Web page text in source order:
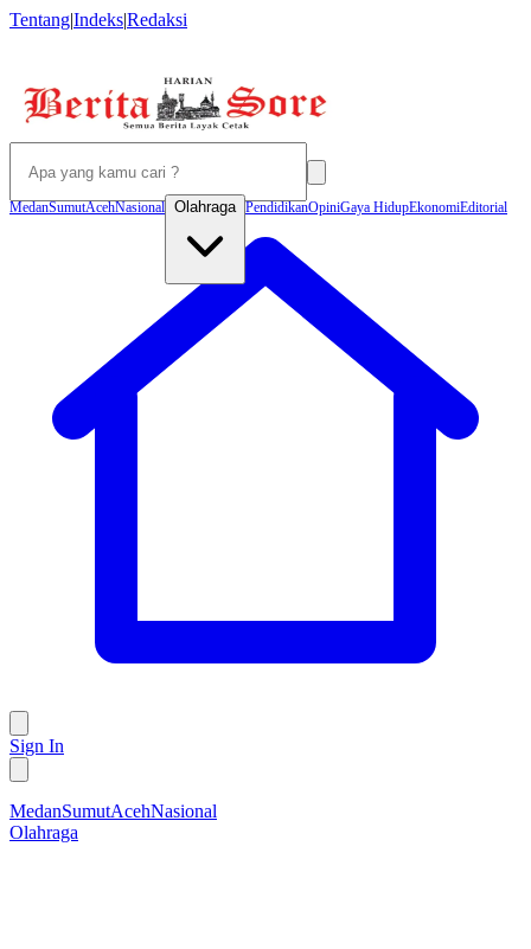
Tentang|Indeks|Redaksi
MedanSumutAcehNasional Olahraga PendidikanOpiniGaya HidupEkonomiEditorial
Sign In
MedanSumutAcehNasional
Olahraga